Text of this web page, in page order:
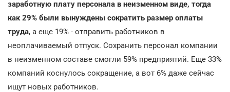
заработную плату персонала в неизменном виде, тогда
как 29% были вынуждены сократить размер оплаты
труда, а еще 19% - отправить работников в
неоплачиваемый отпуск. Сохранить персонал компании
в неизменном составе смогли 59% предприятий. Еще 33%
компаний коснулось сокращение, а вот 6% даже сейчас
ищут новых работников.